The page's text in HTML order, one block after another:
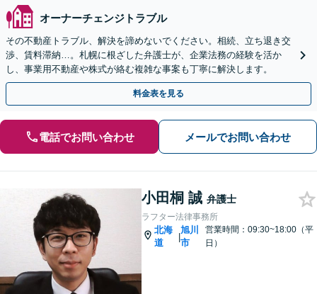
オーナーチェンジトラブル
その不動産トラブル、解決を諦めないでください。相続、立ち退き交
渉、賃料滞納…。札幌に根ざした弁護士が、企業法務の経験を活か
し、事業用不動産や株式が絡む複雑な事案も丁寧に解決します。
料金表を見る
電話でお問い合わせ メールでお問い合わせ
小田桐 誠 弁護士
ラフター法律事務所
北海
道
|
旭川
市
営業時間：09:30~18:00（平
日）